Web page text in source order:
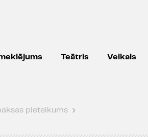
Teātris Veikals
pieteikums ›